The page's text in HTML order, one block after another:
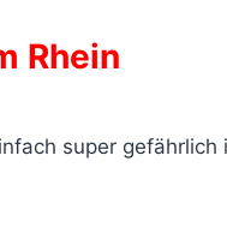
Rhein
super